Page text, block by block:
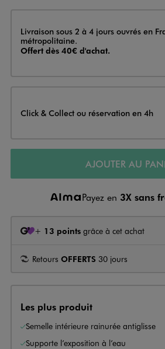
Livraison
Livraison sous 2 à 4 jours ouvrés en
métropolitaine.
Offert dès 40€ d'achat.
Click & Collect ou réservation en 4h
AJOUTER AU
Payez en 3X sans
+ 13 points grâce à cet achat
Retours OFFERTS 30 jours
Les plus produit
Semelle intérieure rainurée antiglisse
Supporte l’exposition à l’eau